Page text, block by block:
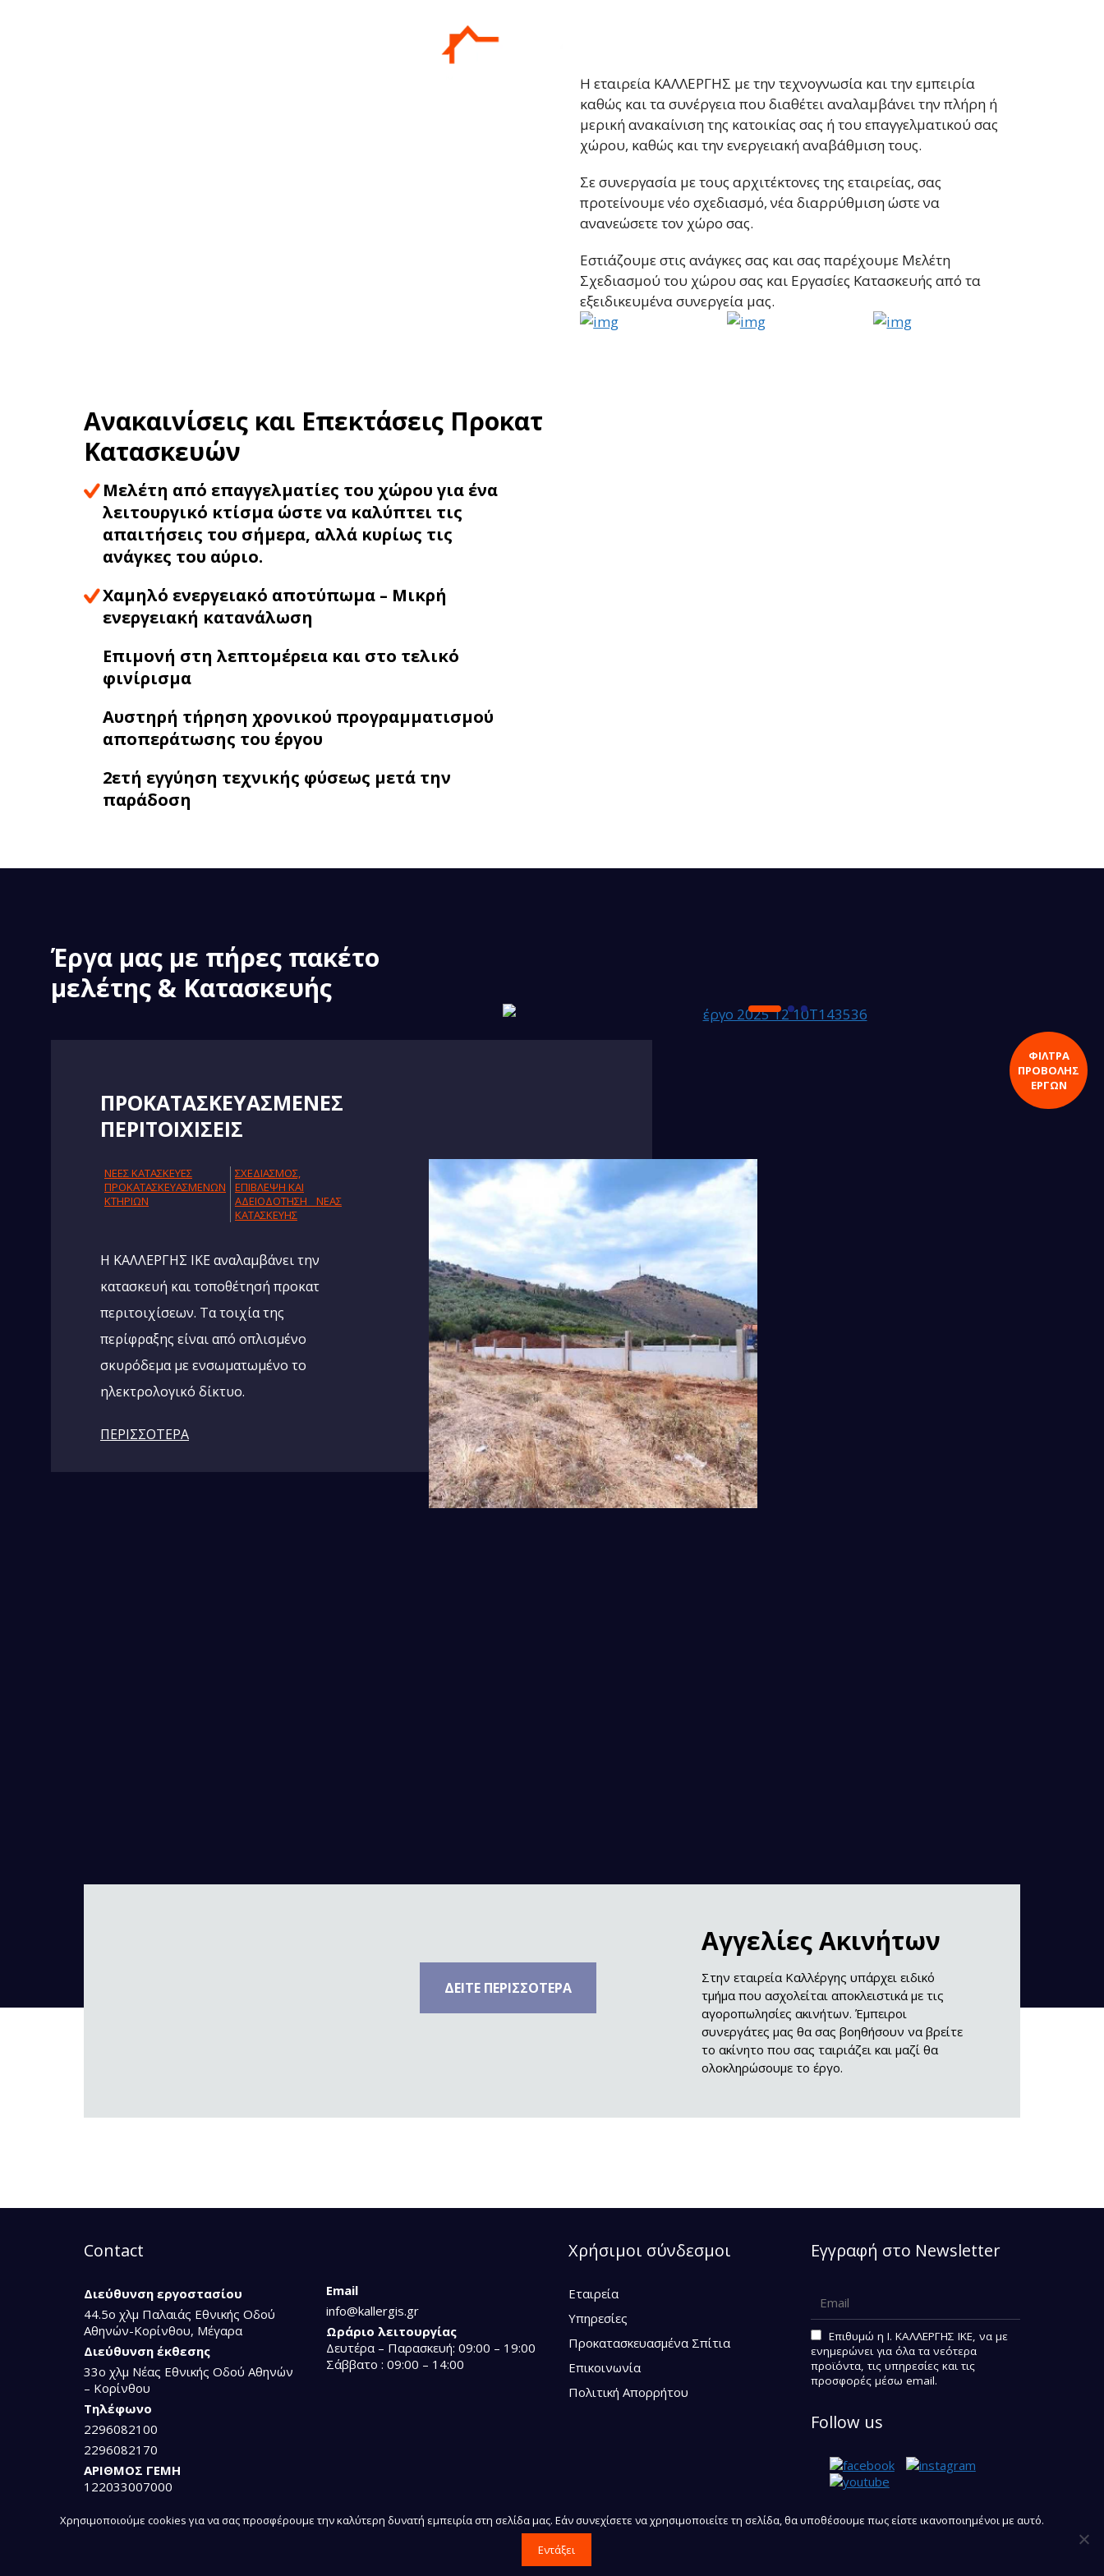
ΦΙΛΤΡΑ
ΠΡΟΒΟΛΗΣ
ΕΡΓΩΝ
Ανακαινίσεις και Επεκτάσεις Προκατ
Κατασκευών
Μελέτη από επαγγελματίες του χώρου για ένα
λειτουργικό κτίσμα ώστε να καλύπτει τις
απαιτήσεις του σήμερα, αλλά κυρίως τις
ανάγκες του αύριο.
Χαμηλό ενεργειακό αποτύπωμα – Μικρή
ενεργειακή κατανάλωση
Επιμονή στη λεπτομέρεια και στο τελικό
φινίρισμα
Αυστηρή τήρηση χρονικού προγραμματισμού
αποπεράτωσης του έργου
2ετή εγγύηση τεχνικής φύσεως μετά την
παράδοση
Η εταιρεία ΚΑΛΛΕΡΓΗΣ με την τεχνογνωσία και την εμπειρία
καθώς και τα συνέργεια που διαθέτει αναλαμβάνει την πλήρη ή
μερική ανακαίνιση της κατοικίας σας ή του επαγγελματικού σας
χώρου, καθώς και την ενεργειακή αναβάθμιση τους.
Σε συνεργασία με τους αρχιτέκτονες της εταιρείας, σας
προτείνουμε νέο σχεδιασμό, νέα διαρρύθμιση ώστε να
ανανεώσετε τον χώρο σας.
Εστιάζουμε στις ανάγκες σας και σας παρέχουμε Μελέτη
Σχεδιασμού του χώρου σας και Εργασίες Κατασκευής από τα
εξειδικευμένα συνεργεία μας.
Έργα μας με πήρες πακέτο
μελέτης & Κατασκευής
ΠΡΟΚΑΤΑΣΚΕΥΑΣΜΕΝΕΣ
ΠΕΡΙΤΟΙΧΙΣΕΙΣ
NΕΕΣ ΚΑΤΑΣΚΕΥΕΣ
ΠΡΟΚΑΤΑΣΚΕΥΑΣΜΕΝΩΝ
ΚΤΗΡΙΩΝ
ΣΧΕΔΙΑΣΜΟΣ,
ΕΠΙΒΛΕΨΗ ΚΑΙ
AΔΕΙΟΔΟΤΗΣΗ ΝΕΑΣ
ΚΑΤΑΣΚΕΥΗΣ
Η ΚΑΛΛΕΡΓΗΣ ΙΚΕ αναλαμβάνει την
κατασκευή και τοποθέτησή προκατ
περιτοιχίσεων. Τα τοιχία της
περίφραξης είναι από οπλισμένο
σκυρόδεμα με ενσωματωμένο το
ηλεκτρολογικό δίκτυο.
ΠΕΡΙΣΣΟΤΕΡΑ
ΔΕΙΤΕ ΠΕΡΙΣΣΟΤΕΡΑ
Αγγελίες Ακινήτων
Στην εταιρεία Καλλέργης υπάρχει ειδικό
τμήμα που ασχολείται αποκλειστικά με τις
αγοροπωλησίες ακινήτων. Έμπειροι
συνεργάτες μας θα σας βοηθήσουν να βρείτε
το ακίνητο που σας ταιριάζει και μαζί θα
ολοκληρώσουμε το έργο.
Contact
Διεύθυνση εργοστασίου
44.5ο χλμ Παλαιάς Εθνικής Οδού
Αθηνών-Κορίνθου, Μέγαρα
Διεύθυνση έκθεσης
33ο χλμ Νέας Εθνικής Οδού Αθηνών
– Κορίνθου
Τηλέφωνο
2296082100
2296082170
ΑΡΙΘΜΟΣ ΓΕΜΗ
122033007000
Email
info@kallergis.gr
Ωράριο λειτουργίας
Δευτέρα – Παρασκευή: 09:00 – 19:00
Σάββατο : 09:00 – 14:00
Χρήσιμοι σύνδεσμοι
Εταιρεία
Υπηρεσίες
Προκατασκευασμένα Σπίτια
Επικοινωνία
Πολιτική Απορρήτου
Εγγραφή στο Newsletter
Επιθυμώ η I. KAΛΛΕΡΓΗΣ ΙΚΕ, να με
ενημερώνει για όλα τα νεότερα
προϊόντα, τις υπηρεσίες και τις
προσφορές μέσω email.
Follow us
Χρησιμοποιούμε cookies για να σας προσφέρουμε την καλύτερη δυνατή εμπειρία στη σελίδα μας. Εάν συνεχίσετε να χρησιμοποιείτε τη σελίδα, θα υποθέσουμε πως είστε ικανοποιημένοι με αυτό.
Εντάξει